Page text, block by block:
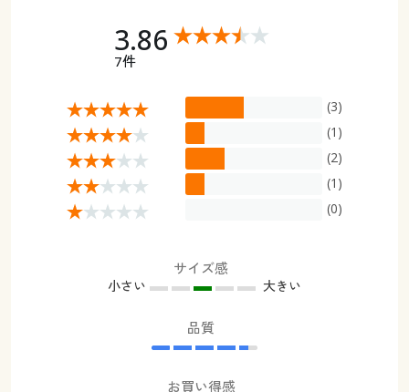
3.86
7件
(3)
(1)
(2)
(1)
(0)
サイズ感
小さい 大きい
品質
お買い得感